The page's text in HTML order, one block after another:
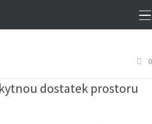
0
dostatek prostoru